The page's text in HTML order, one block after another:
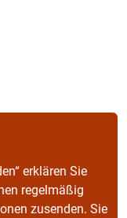
erklären Sie
regelmäßig
zusenden. Sie